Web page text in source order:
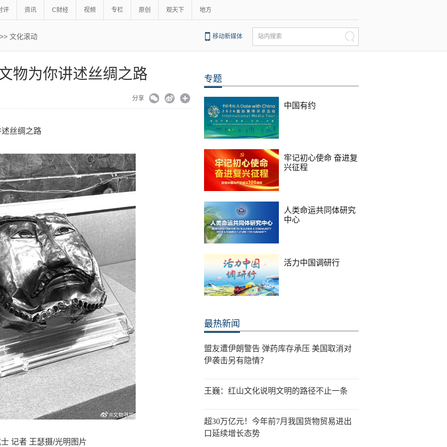
评 资讯 C财经 视频 专栏 原创 观天下 地方
文化滚动 移动新媒体 站内搜索
物为你讲述丝绸之路
分享
丝绸之路
记者 王瑟摄/光明图片
专题
中国有约
牢记初心使命 奋进复
兴征程
人类命运共同体研究
中心
活力中国调研行
最热新闻
盟友遭伊朗警告 弹药库存承压 美国取消对
伊袭击另有隐情？
王巍：红山文化说明文明的路径不止一条
超30万亿元！今年前7月我国货物贸易进出
口延续增长态势